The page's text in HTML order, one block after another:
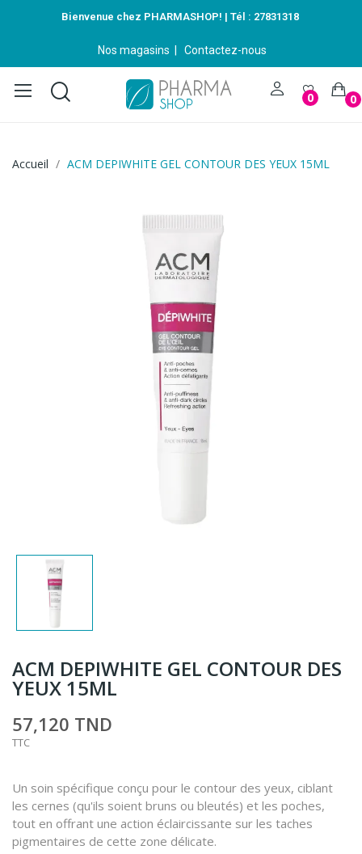
Bienvenue chez PHARMASHOP! | Tél : 27831318
Nos magasins Contactez-nous
0 0
Accueil ACM DEPIWHITE GEL CONTOUR DES YEUX 15ML
ACM DEPIWHITE GEL CONTOUR DES
YEUX 15ML
57,120 TND
TTC
Un soin spécifique conçu pour le contour des yeux, ciblant
les cernes (qu'ils soient bruns ou bleutés) et les poches,
tout en offrant une action éclaircissante sur les taches
pigmentaires de cette zone délicate.